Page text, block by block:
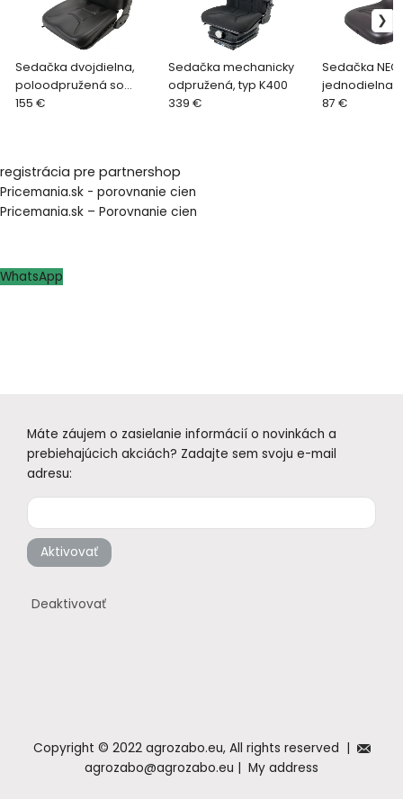
Sedačka dvojdielna,
poloodpružená so
spínačom, typ K29
155 €
Sedačka mechanicky
odpružená, typ K400
339 €
Sedačka
jednodielna,
87 €
registrácia pre partnershop
Pricemania.sk - porovnanie cien
Pricemania.sk – Porovnanie cien
WhatsApp
Máte záujem o zasielanie informácií o novinkách a
prebiehajúcich akciách? Zadajte sem svoju e-mail
adresu:
Aktivovať
Deaktivovať
Copyright © 2022 agrozabo.eu, All rights reserved |
agrozabo@agrozabo.eu | My address